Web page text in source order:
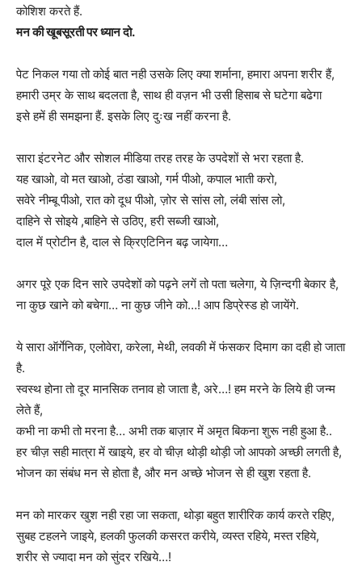
कोशिश करते हैं.
मन की खूबसूरती पर ध्यान दो.
पेट निकल गया तो कोई बात नही उसके लिए क्या शर्माना, हमारा अपना शरीर हैं,
हमारी उम्र के साथ बदलता है, साथ ही वज़न भी उसी हिसाब से घटेगा बढेगा
इसे हमें ही समझना हैं. इसके लिए दुःख नहीं करना है.
सारा इंटरनेट और सोशल मीडिया तरह तरह के उपदेशों से भरा रहता है.
यह खाओ, वो मत खाओ, ठंडा खाओ, गर्म पीओ, कपाल भाती करो,
सवेरे नीम्बू पीओ, रात को दूध पीओ, ज़ोर से सांस लो, लंबी सांस लो,
दाहिने से सोइये ,बाहिने से उठिए, हरी सब्जी खाओ,
दाल में प्रोटीन है, दाल से क्रिएटिनिन बढ़ जायेगा…
अगर पूरे एक दिन सारे उपदेशों को पढ़ने लगें तो पता चलेगा, ये ज़िन्दगी बेकार है,
ना कुछ खाने को बचेगा… ना कुछ जीने को…! आप डिप्रेस्ड हो जायेंगे.
ये सारा ऑर्गेनिक, एलोवेरा, करेला, मेथी, लवकी में फंसकर दिमाग का दही हो जाता
है.
स्वस्थ होना तो दूर मानसिक तनाव हो जाता है, अरे…! हम मरने के लिये ही जन्म
लेते हैं,
कभी ना कभी तो मरना है… अभी तक बाज़ार में अमृत बिकना शुरू नही हुआ है..
हर चीज़ सही मात्रा में खाइये, हर वो चीज़ थोड़ी थोड़ी जो आपको अच्छी लगती है,
भोजन का संबंध मन से होता है, और मन अच्छे भोजन से ही खुश रहता है.
मन को मारकर खुश नही रहा जा सकता, थोड़ा बहुत शारीरिक कार्य करते रहिए,
सुबह टहलने जाइये, हलकी फुलकी कसरत करीये, व्यस्त रहिये, मस्त रहिये,
शरीर से ज्यादा मन को सुंदर रखिये…!